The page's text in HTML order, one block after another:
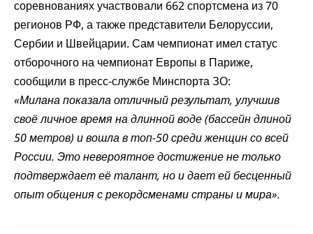
соревнованиях участвовали 662 спортсмена из 70
регионов РФ, а также представители Белоруссии,
Сербии и Швейцарии. Сам чемпионат имел статус
отборочного на чемпионат Европы в Париже,
сообщили в пресс-службе Минспорта ЗО:
«Милана показала отличный результат, улучшив
своё личное время на длинной воде (бассейн длиной
50 метров) и вошла в топ-50 среди женщин со всей
России. Это невероятное достижение не только
подтверждает её талант, но и дает ей бесценный
опыт общения с рекордсменами страны и мира».